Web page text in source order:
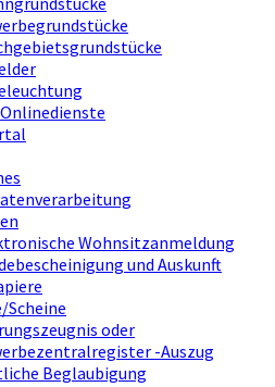
Wohnsitzanmeldung
und Auskunft
Scheine
oder
-Auszug
Beglaubigung